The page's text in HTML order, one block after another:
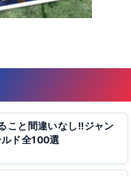
こと間違いなし!!ジャン
ド全100選